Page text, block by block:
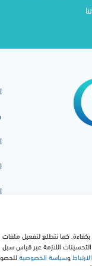
كما نتطلع لتفعيل ملفات
التحسينات اللازمة عبر قياس سبل
وسياسة الخصوصية